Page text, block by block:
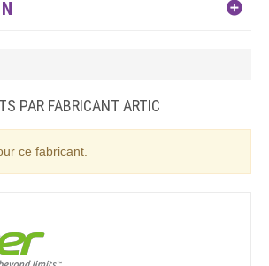
PAR FABRICANT ARTIC
ce fabricant.